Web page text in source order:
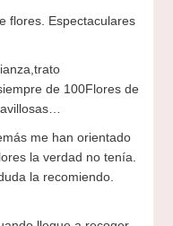
flores. Espectaculares
de 100Flores de
me han orientado
la verdad no tenía.
la recomiendo.